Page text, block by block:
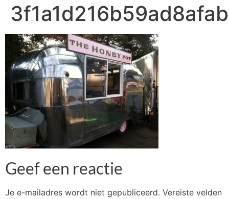
Geef een reactie
Je e-mailadres wordt niet gepubliceerd. Vereiste velden